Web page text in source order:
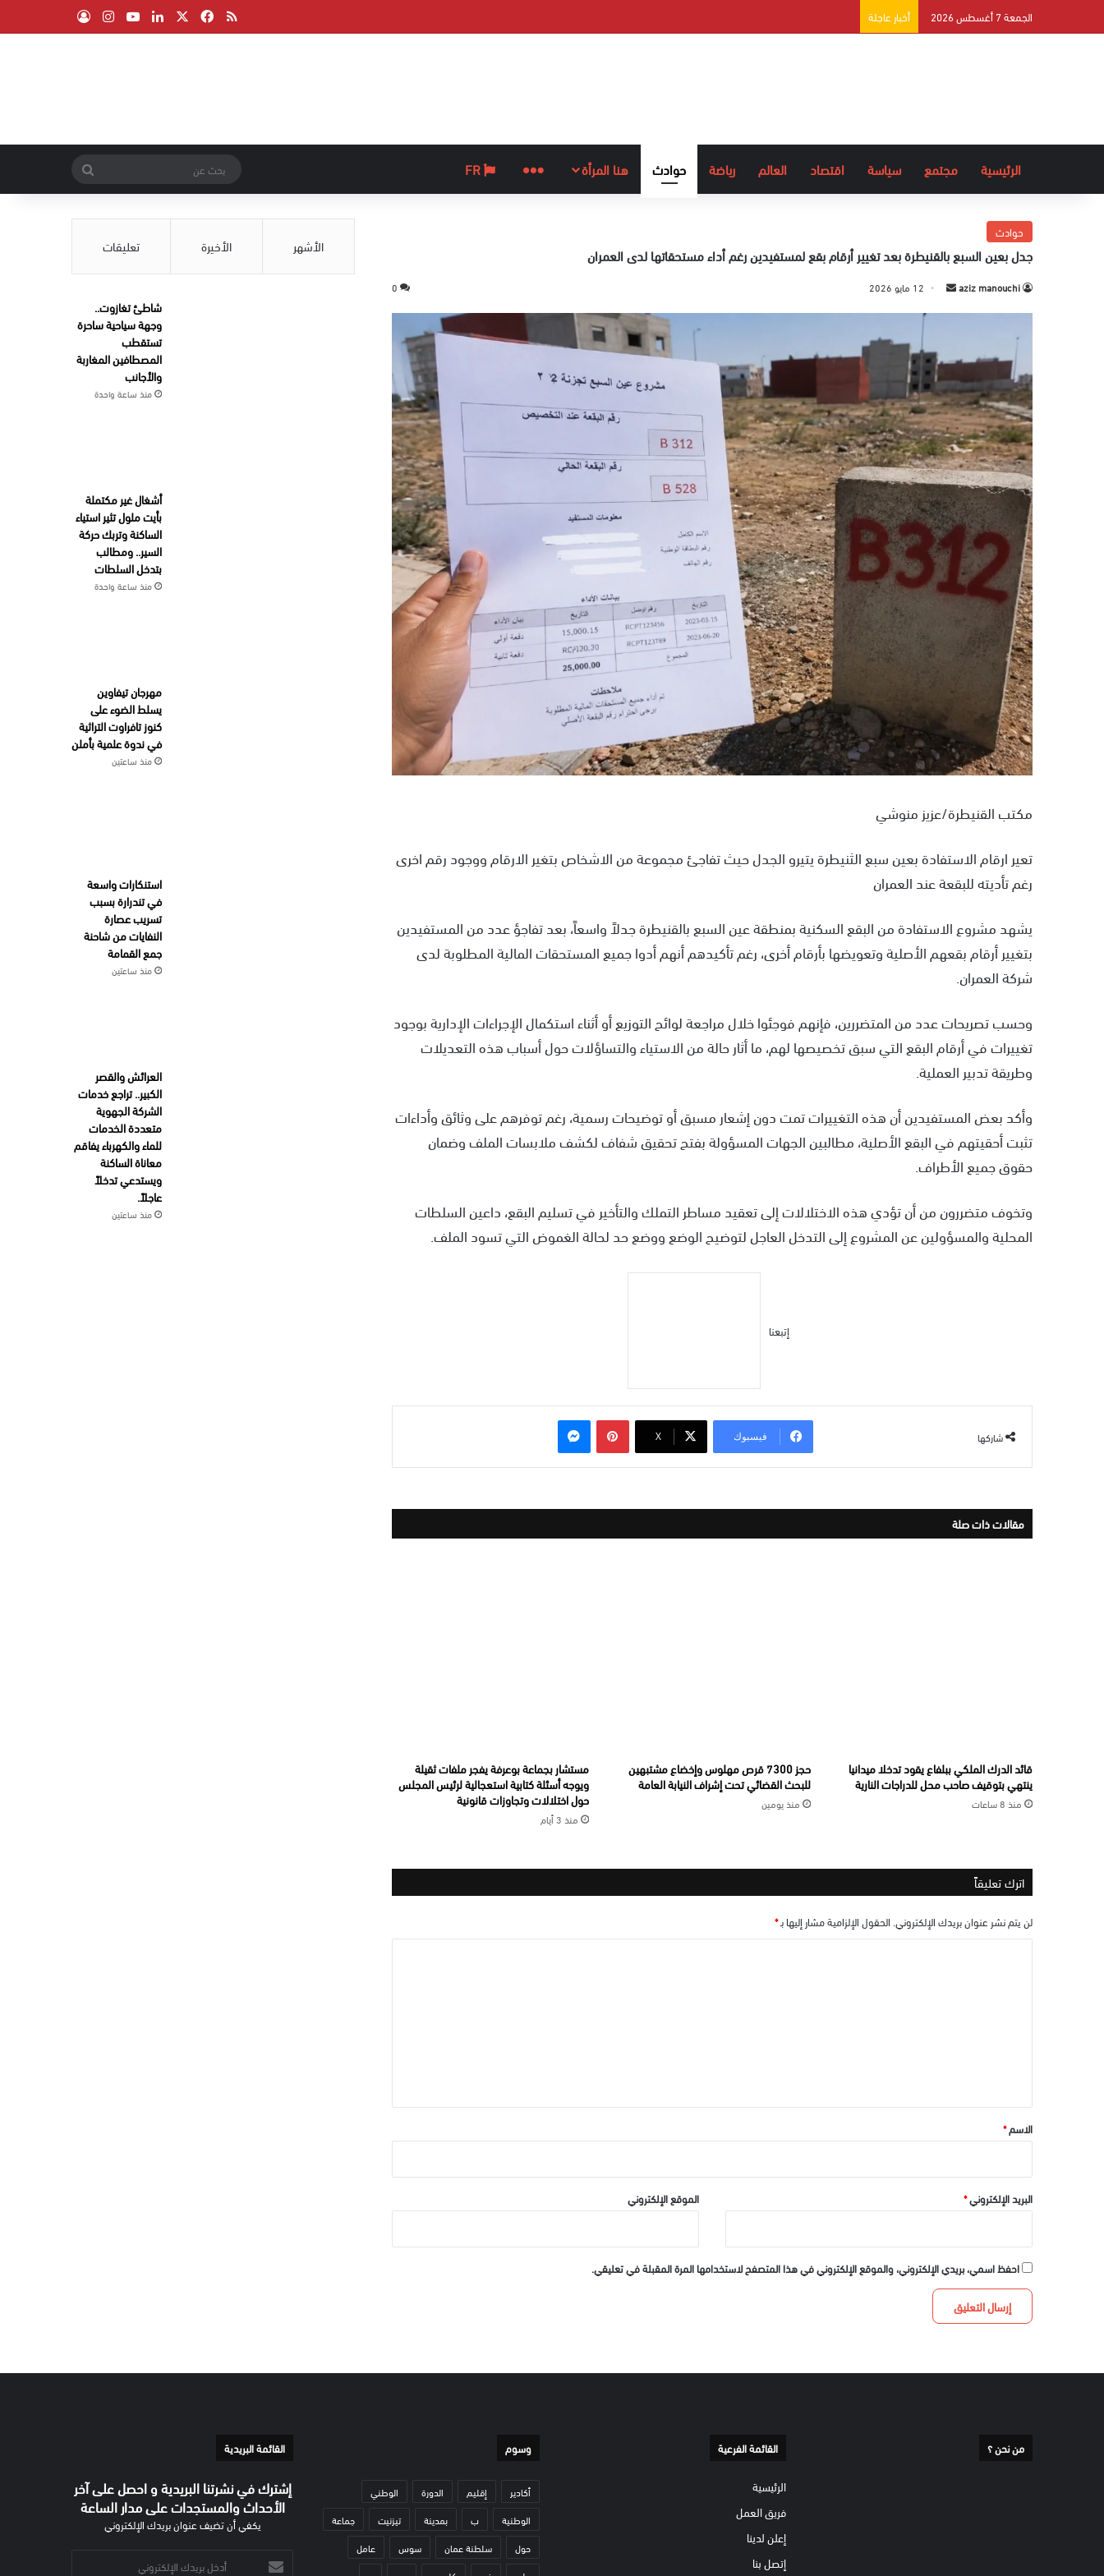
الجمعة 7 أغسطس 2026 أخبار عاجلة ملخص الموقع RSS
فيسبوك لينكدإن ‫YouTube
انستقرام
الرئيسية مجتمع سياسة اقتصاد العالم رياضة حوادث هنا المرأة المزيد
عن
حوادث
جدل بعين السبع بالقنيطرة بعد تغيير أرقام بقع لمستفيدين رغم أداء مستحقاتها لدى العمران
aziz manouchi
ب
ر
ي
د
ا
إ
ل
ك
ت
ر
ن
12 مايو 2026 0
مكتب القنيطرة/عزيز منوشي
تعير ارقام الاستفادة بعين سبع الثنيطرة يتيرو الجدل حيث تفاجئ مجموعة من الاشخاص بتغير الارقام ووجود رقم اخرى
رغم تأديته للبقعة عند العمران
يشهد مشروع الاستفادة من البقع السكنية بمنطقة عين السبع بالقنيطرة جدلاً واسعاً، بعد تفاجؤ عدد من المستفيدين
بتغيير أرقام بقعهم الأصلية وتعويضها بأرقام أخرى، رغم تأكيدهم أنهم أدوا جميع المستحقات المالية المطلوبة لدى
شركة العمران.
وحسب تصريحات عدد من المتضررين، فإنهم فوجئوا خلال مراجعة لوائح التوزيع أو أثناء استكمال الإجراءات الإدارية بوجود
تغييرات في أرقام البقع التي سبق تخصيصها لهم، ما أثار حالة من الاستياء والتساؤلات حول أسباب هذه التعديلات
وطريقة تدبير العملية.
وأكد بعض المستفيدين أن هذه التغييرات تمت دون إشعار مسبق أو توضيحات رسمية، رغم توفرهم على وثائق وأداءات
تثبت أحقيتهم في البقع الأصلية، مطالبين الجهات المسؤولة بفتح تحقيق شفاف لكشف ملابسات الملف وضمان
حقوق جميع الأطراف.
وتخوف متضررون من أن تؤدي هذه الاختلالات إلى تعقيد مساطر التملك والتأخير في تسليم البقع، داعين السلطات
المحلية والمسؤولين عن المشروع إلى التدخل العاجل لتوضيح الوضع ووضع حد لحالة الغموض التي تسود الملف.
إتبعنا
شاركها فيسبوك ‫X
بينتيريست
مقالات ذات صلة
قائد الدرك الملكي ببلفاع يقود تدخلا ميدانيا
ينتهي بتوقيف صاحب محل للدراجات النارية
منذ 8 ساعات
حجز 7300 قرص مهلوس وإخضاع مشتبهين
للبحث القضائي تحت إشراف النيابة العامة
منذ يومين
مستشار بجماعة بوعرفة يفجر ملفات ثقيلة
ويوجه أسئلة كتابية استعجالية لرئيس المجلس
حول اختلالات وتجاوزات قانونية
منذ 3 أيام
اترك تعليقاً
لن يتم نشر عنوان بريدك الإلكتروني. الحقول الإلزامية مشار إليها بـ*
*الاسم*
البريد الإلكتروني* الموقع الإلكتروني
احفظ اسمي، بريدي الإلكتروني، والموقع الإلكتروني في هذا المتصفح لاستخدامها المرة المقبلة في تعليقي.
الأشهر الأخيرة تعليقات
شاطئ تغازوت..
وجهة سياحية ساحرة
تستقطب
المصطافين المغاربة
والأجانب
منذ ساعة واحدة
أشغال غير مكتملة
بأيت ملول تثير استياء
الساكنة وتربك حركة
السير.. ومطالب
بتدخل السلطات
منذ ساعة واحدة
مهرجان تيفاوين
يسلط الضوء على
كنوز تافراوت التراثية
في ندوة علمية بأملن
منذ ساعتين
استنكارات واسعة
في تندرارة بسبب
تسريب عصارة
النفايات من شاحنة
جمع القمامة
منذ ساعتين
العرائش والقصر
الكبير.. تراجع خدمات
الشركة الجهوية
متعددة الخدمات
للماء والكهرباء يفاقم
معاناة الساكنة
ويستدعي تدخلاً
عاجلاً.
منذ ساعتين
من نحن ؟ القائمة الفرعية
الرئيسية
فريق العمل
إعلن لدينا
إتصل بنا
وسوم
أكادير إقليم الدورة
الوطني
الوطنية
ب بمدينة تيزنيت
جماعة
حول
سلطنة عمان سوس
عامل
القائمة البريدية
إشترك في نشرتنا البريدية و احصل على آخر
الأحداث والمستجدات على مدار الساعة
يكفي أن تضيف عنوان بريدك الإلكتروني
أدخل